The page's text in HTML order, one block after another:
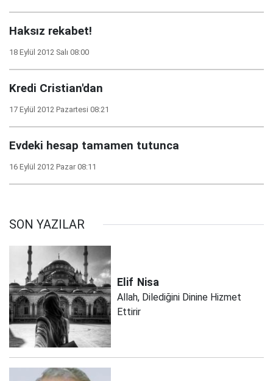
Haksız rekabet!
18 Eylül 2012 Salı 08:00
Kredi Cristian'dan
17 Eylül 2012 Pazartesi 08:21
Evdeki hesap tamamen tutunca
16 Eylül 2012 Pazar 08:11
SON YAZILAR
Elif Nisa
Allah, Dilediğini Dinine Hizmet
Ettirir